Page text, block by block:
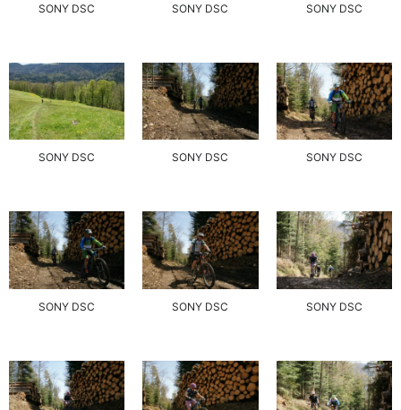
SONY DSC SONY DSC SONY DSC
SONY DSC SONY DSC SONY DSC
SONY DSC SONY DSC SONY DSC